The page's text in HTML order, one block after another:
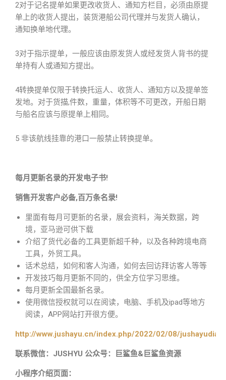
2对于记名提单如果更改收货人、通知方栏目，必须由原提
单上的收货人提出，装货港船公司代理并与发货人确认，
通知换单地代理。
3对于指示提单，一般应该由原发货人或经发货人背书的提
单持有人或通知方提出。
4转换提单仅限于转换托运人、收货人、通知方以及提单签
发地。对于货描,件数，重量，体积等不可更改，开船日期
与船名应该与原提单上相同。
5 非该航线挂靠的港口一般禁止转换提单。
每月更新名录的开发电子书!
销售开发客户必备,百万条名录!
里面有每月可更新的名录，展会资料，海关数据，跨
境，亚马逊可供下载
介绍了货代必备的工具更新超千种，以及各种跨境电商
工具，外贸工具。
话术总结，如何和客人沟通，如何去回访拜访客人等等
开发技巧每月更新不同的，供全方位学习思维。
每月更新全国最新名录。
使用微信授权就可以在阅读，电脑、手机及ipad等地方
阅读，APP网站打开很方便。
http://www.jushayu.cn/index.php/2022/02/08/
联系微信：JUSHYU 公众号：巨鲨鱼&巨鲨鱼资源
小程序介绍页面：